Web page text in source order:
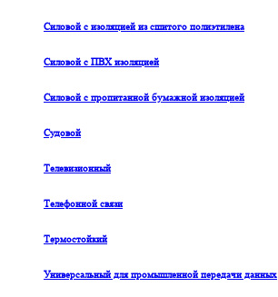
Силовой с изоляцией из сшитого полиэтилена
Силовой с ПВХ изоляцией
Силовой с пропитанной бумажной изоляцией
Судовой
Телевизионный
Телефонной связи
Термостойкий
Универсальный для промышленной передачи данных